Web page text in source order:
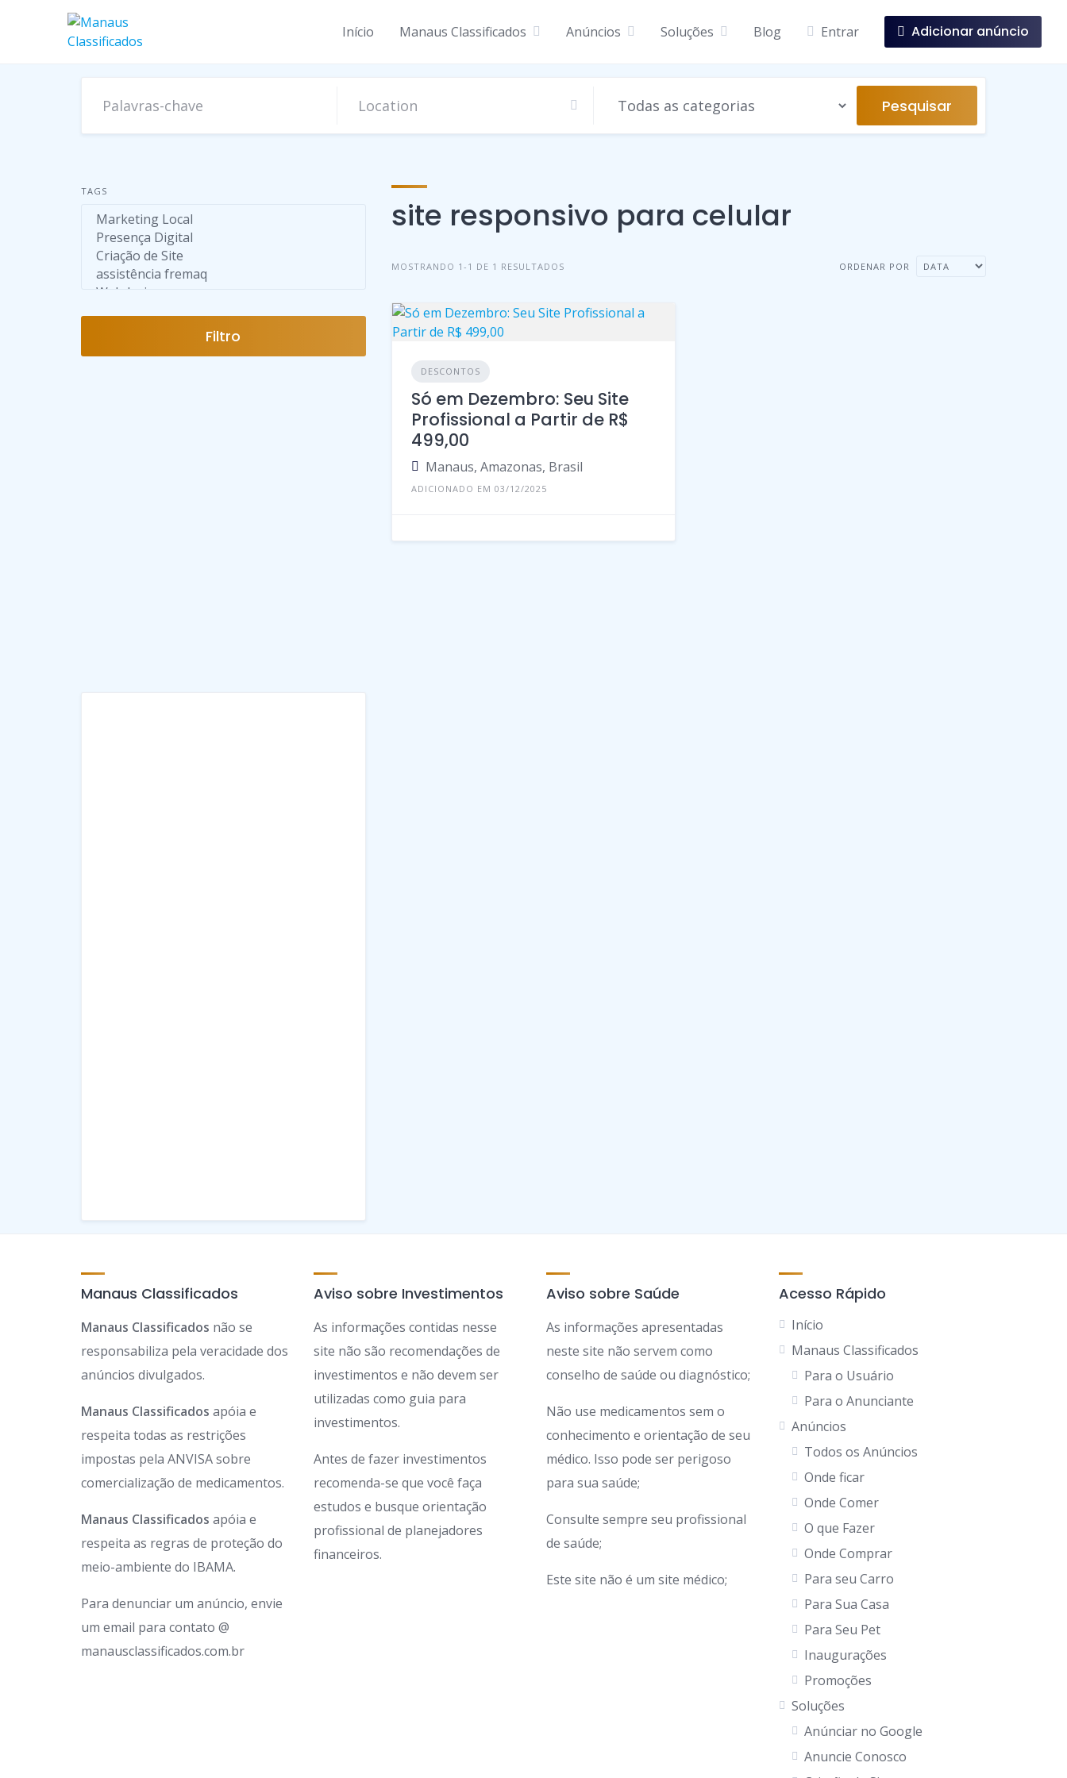
Início Manaus Classificados Anúncios Soluções Blog Entrar Adicionar anúncio
Pesquisar
TAGS
Filtro
site responsivo para celular
MOSTRANDO 1-1 DE 1 RESULTADOS ORDENAR POR
DESCONTOS
Só em Dezembro: Seu Site
Profissional a Partir de R$
499,00
Manaus, Amazonas, Brasil
ADICIONADO EM 03/12/2025
Manaus Classificados
Manaus Classificados não se
responsabiliza pela veracidade dos
anúncios divulgados.
Manaus Classificados apóia e
respeita todas as restrições
impostas pela ANVISA sobre
comercialização de medicamentos.
Manaus Classificados apóia e
respeita as regras de proteção do
meio-ambiente do IBAMA.
Para denunciar um anúncio, envie
um email para contato @
manausclassificados.com.br
Aviso sobre Investimentos
As informações contidas nesse
site não são recomendações de
investimentos e não devem ser
utilizadas como guia para
investimentos.
Antes de fazer investimentos
recomenda-se que você faça
estudos e busque orientação
profissional de planejadores
financeiros.
Aviso sobre Saúde
As informações apresentadas
neste site não servem como
conselho de saúde ou diagnóstico;
Não use medicamentos sem o
conhecimento e orientação de seu
médico. Isso pode ser perigoso
para sua saúde;
Consulte sempre seu profissional
de saúde;
Este site não é um site médico;
Acesso Rápido
Início
Manaus Classificados
Para o Usuário
Para o Anunciante
Anúncios
Todos os Anúncios
Onde ficar
Onde Comer
O que Fazer
Onde Comprar
Para seu Carro
Para Sua Casa
Para Seu Pet
Inaugurações
Promoções
Soluções
Anúnciar no Google
Anuncie Conosco